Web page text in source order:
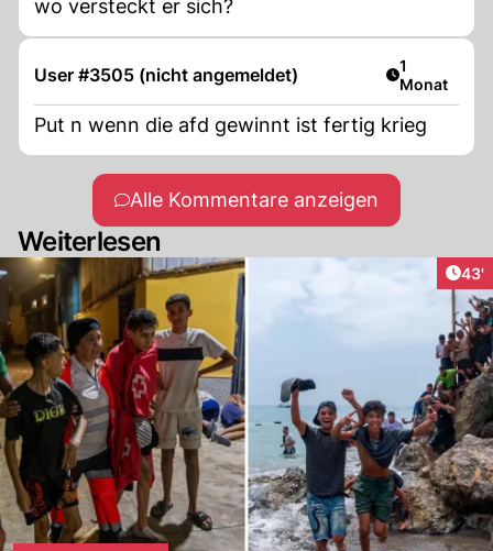
wo versteckt er sich?
User #3505 (nicht angemeldet) Artikel
1
Monat
Put n wenn die afd gewinnt ist fertig krieg
Alle Kommentare anzeigen
Weiterlesen
43'